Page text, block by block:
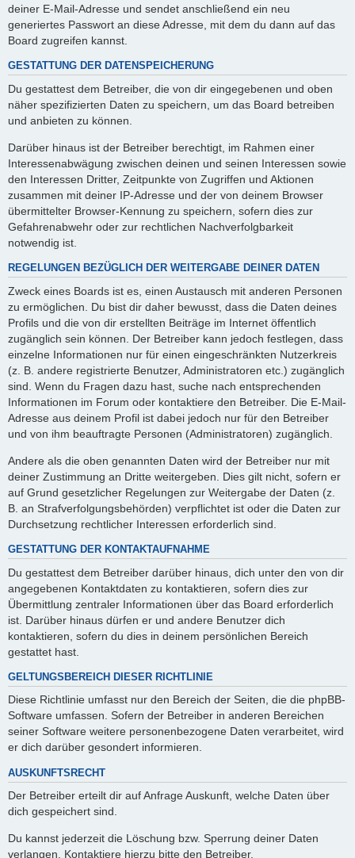
deiner E-Mail-Adresse und sendet anschließend ein neu
generiertes Passwort an diese Adresse, mit dem du dann auf das
Board zugreifen kannst.
GESTATTUNG DER DATENSPEICHERUNG
Du gestattest dem Betreiber, die von dir eingegebenen und oben
näher spezifizierten Daten zu speichern, um das Board betreiben
und anbieten zu können.
Darüber hinaus ist der Betreiber berechtigt, im Rahmen einer
Interessenabwägung zwischen deinen und seinen Interessen sowie
den Interessen Dritter, Zeitpunkte von Zugriffen und Aktionen
zusammen mit deiner IP-Adresse und der von deinem Browser
übermittelter Browser-Kennung zu speichern, sofern dies zur
Gefahrenabwehr oder zur rechtlichen Nachverfolgbarkeit
notwendig ist.
REGELUNGEN BEZÜGLICH DER WEITERGABE DEINER DATEN
Zweck eines Boards ist es, einen Austausch mit anderen Personen
zu ermöglichen. Du bist dir daher bewusst, dass die Daten deines
Profils und die von dir erstellten Beiträge im Internet öffentlich
zugänglich sein können. Der Betreiber kann jedoch festlegen, dass
einzelne Informationen nur für einen eingeschränkten Nutzerkreis
(z. B. andere registrierte Benutzer, Administratoren etc.) zugänglich
sind. Wenn du Fragen dazu hast, suche nach entsprechenden
Informationen im Forum oder kontaktiere den Betreiber. Die E-Mail-
Adresse aus deinem Profil ist dabei jedoch nur für den Betreiber
und von ihm beauftragte Personen (Administratoren) zugänglich.
Andere als die oben genannten Daten wird der Betreiber nur mit
deiner Zustimmung an Dritte weitergeben. Dies gilt nicht, sofern er
auf Grund gesetzlicher Regelungen zur Weitergabe der Daten (z.
B. an Strafverfolgungsbehörden) verpflichtet ist oder die Daten zur
Durchsetzung rechtlicher Interessen erforderlich sind.
GESTATTUNG DER KONTAKTAUFNAHME
Du gestattest dem Betreiber darüber hinaus, dich unter den von dir
angegebenen Kontaktdaten zu kontaktieren, sofern dies zur
Übermittlung zentraler Informationen über das Board erforderlich
ist. Darüber hinaus dürfen er und andere Benutzer dich
kontaktieren, sofern du dies in deinem persönlichen Bereich
gestattet hast.
GELTUNGSBEREICH DIESER RICHTLINIE
Diese Richtlinie umfasst nur den Bereich der Seiten, die die phpBB-
Software umfassen. Sofern der Betreiber in anderen Bereichen
seiner Software weitere personenbezogene Daten verarbeitet, wird
er dich darüber gesondert informieren.
AUSKUNFTSRECHT
Der Betreiber erteilt dir auf Anfrage Auskunft, welche Daten über
dich gespeichert sind.
Du kannst jederzeit die Löschung bzw. Sperrung deiner Daten
verlangen. Kontaktiere hierzu bitte den Betreiber.